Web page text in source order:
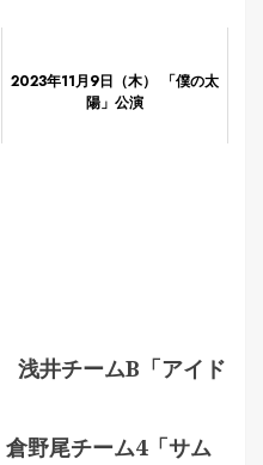
2023年11月9日（木） 「僕の太
陽」公演
浅井チームB「アイド
野尾チーム4「サム